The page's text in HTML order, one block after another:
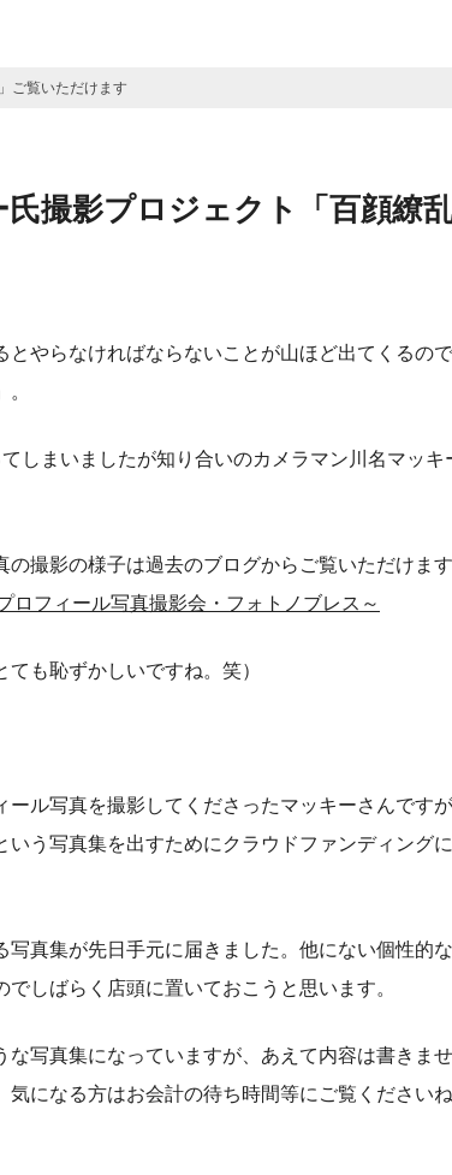
ご覧いただけます
撮影プロジェクト「百顔繚
とやらなければならないことが山ほど出てくるの
しまいましたが知り合いのカメラマン川名マッ
の撮影の様子は過去のブログからご覧いただけま
フィール写真撮影会・フォトノブレス～
ても恥ずかしいですね。笑）
ール写真を撮影してくださったマッキーさんです
いう写真集を出すためにクラウドファンディング
写真集が先日手元に届きました。他にない個性的
しばらく店頭に置いておこうと思います。
な写真集になっていますが、あえて内容は書きま
気になる方はお会計の待ち時間等にご覧ください